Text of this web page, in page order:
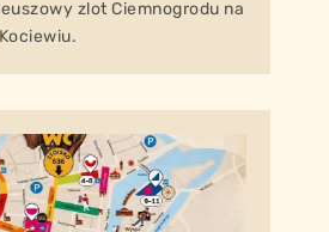
zlot Ciemnogrodu na
Kociewiu.